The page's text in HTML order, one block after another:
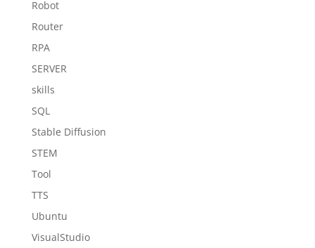
Robot
Router
RPA
SERVER
skills
SQL
Stable Diffusion
STEM
Tool
TTS
Ubuntu
VisualStudio